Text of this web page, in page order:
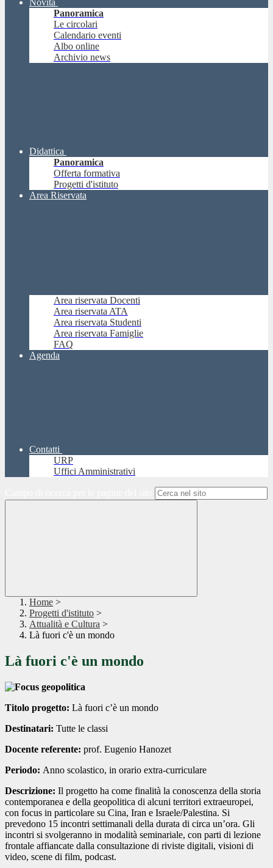
Novità
Panoramica
Le circolari
Calendario eventi
Albo online
Archivio news
Didattica
Panoramica
Offerta formativa
Progetti d'istituto
Area Riservata
Area riservata Docenti
Area riservata ATA
Area riservata Studenti
Area riservata Famiglie
FAQ
Agenda
Contatti
URP
Uffici Amministrativi
Home >
Progetti d'istituto >
Attualità e Cultura >
Là fuori c'è un mondo
Là fuori c'è un mondo
Titolo progetto: Là fuori c’è un mondo
Destinatari: Tutte le classi
Docente referente: prof. Eugenio Hanozet
Periodo: Anno scolastico, in orario extra-curriculare
Descrizione: Il progetto ha come finalità la conoscenza della storia
contemporanea e della geopolitica di alcuni territori extraeuropei,
con focus in particolare su Cina, Iran e Israele/Palestina. Si
prevedono 15 incontri settimanali della durata di circa un’ora. Gli
incontri si svolgeranno in modalità seminariale, con parti di lezione
frontale affiancate dalla consultazione di riviste digitali, visioni di
video, scene di film, podcast.